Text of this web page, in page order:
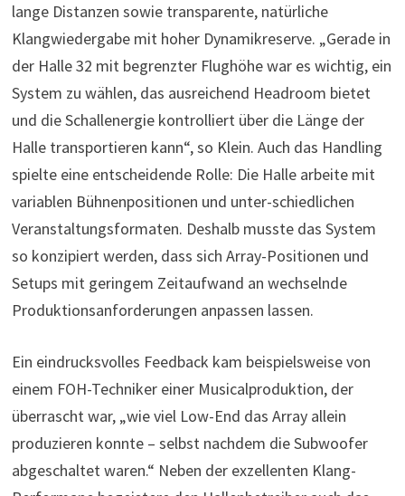
lange Distanzen sowie transparente, natürliche
Klangwiedergabe mit hoher Dynamikreserve. „Gerade in
der Halle 32 mit begrenzter Flughöhe war es wichtig, ein
System zu wählen, das ausreichend Headroom bietet
und die Schallenergie kontrolliert über die Länge der
Halle transportieren kann“, so Klein. Auch das Handling
spielte eine entscheidende Rolle: Die Halle arbeite mit
variablen Bühnenpositionen und unter-schiedlichen
Veranstaltungsformaten. Deshalb musste das System
so konzipiert werden, dass sich Array-Positionen und
Setups mit geringem Zeitaufwand an wechselnde
Produktionsanforderungen anpassen lassen.
Ein eindrucksvolles Feedback kam beispielsweise von
einem FOH-Techniker einer Musicalproduktion, der
überrascht war, „wie viel Low-End das Array allein
produzieren konnte – selbst nachdem die Subwoofer
abgeschaltet waren.“ Neben der exzellenten Klang-